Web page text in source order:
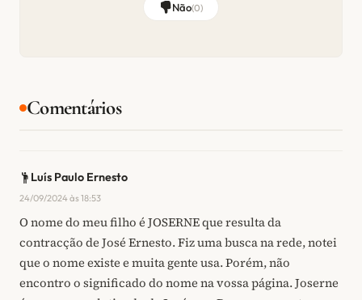
Não(0)
Comentários
Luís Paulo Ernesto
24/09/2024 às 18:53
O nome do meu filho é JOSERNE que resulta da
contracção de José Ernesto. Fiz uma busca na rede, notei
que o nome existe e muita gente usa. Porém, não
encontro o significado do nome na vossa página. Joserne